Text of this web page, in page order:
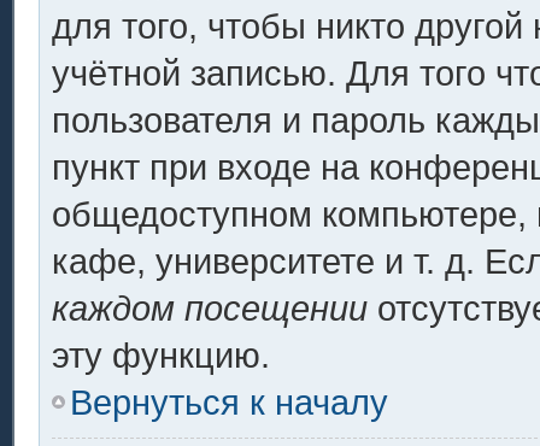
для того, чтобы никто
учётной записью. Для того
пользователя и пароль
пункт при входе на
общедоступном компьютере,
кафе, университете и т. д.
каждом посещении
эту функцию.
Вернуться к началу